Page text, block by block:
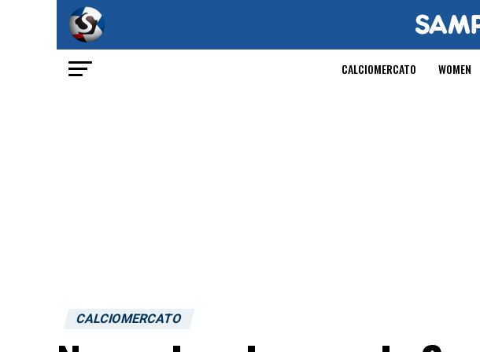
CALCIOMERCATO WOMEN
CALCIOMERCATO